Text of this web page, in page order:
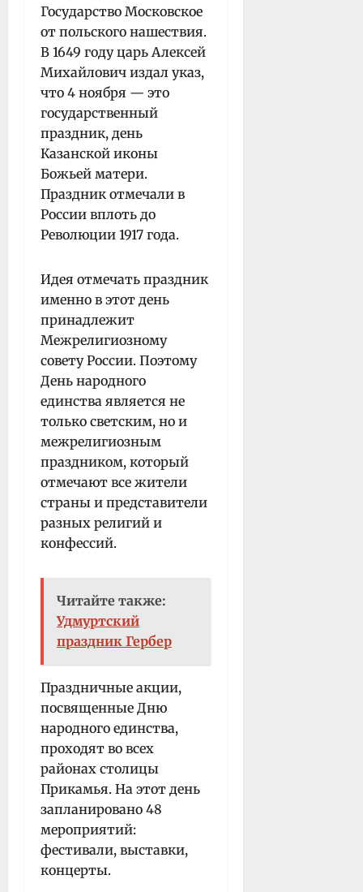
Государство Московское
от польского нашествия.
В 1649 году царь Алексей
Михайлович издал указ,
что 4 ноября — это
государственный
праздник, день
Казанской иконы
Божьей матери.
Праздник отмечали в
России вплоть до
Революции 1917 года.
Идея отмечать праздник
именно в этот день
принадлежит
Межрелигиозному
совету России. Поэтому
День народного
единства является не
только светским, но и
межрелигиозным
праздником, который
отмечают все жители
страны и представители
разных религий и
конфессий.
Читайте также:
Удмуртский
праздник Гербер
Праздничные акции,
посвященные Дню
народного единства,
проходят во всех
районах столицы
Прикамья. На этот день
запланировано 48
мероприятий:
фестивали, выставки,
концерты.